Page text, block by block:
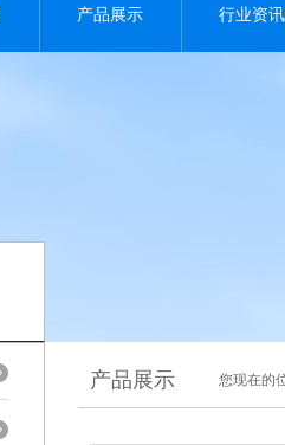
产品展示 行业资讯
产品展示 您现在的